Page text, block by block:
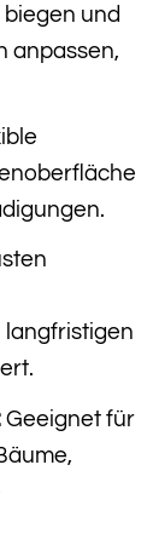
und
anpassen,
Geeignet für